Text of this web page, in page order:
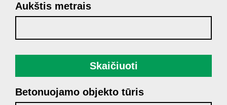
Aukštis metrais
Skaičiuoti
Betonuojamo objekto tūris